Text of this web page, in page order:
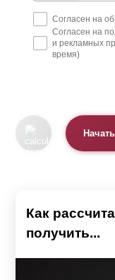
Согласен на
Согласен на
и рекламных
время)
Как
получить...